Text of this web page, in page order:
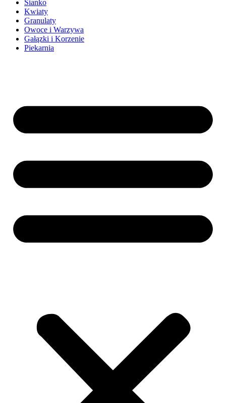
Sianko
Kwiaty
Granulaty
Owoce i Warzywa
Gałązki i Korzenie
Piekarnia